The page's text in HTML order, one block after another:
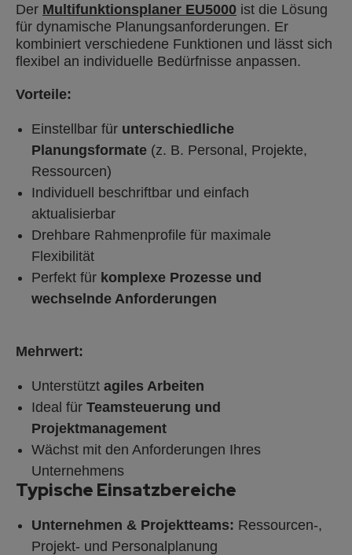
Der Multifunktionsplaner EU5000 ist die Lösung
für dynamische Planungsanforderungen. Er
kombiniert verschiedene Funktionen und lässt sich
flexibel an individuelle Bedürfnisse anpassen.
Vorteile:
Einstellbar für unterschiedliche
Planungsformate (z. B. Personal, Projekte,
Ressourcen)
Individuell beschriftbar und einfach
aktualisierbar
Drehbare Rahmenprofile für maximale
Flexibilität
Perfekt für komplexe Prozesse und
wechselnde Anforderungen
Mehrwert:
Unterstützt agiles Arbeiten
Ideal für Teamsteuerung und
Projektmanagement
Wächst mit den Anforderungen Ihres
Unternehmens
Typische Einsatzbereiche
Unternehmen & Projektteams: Ressourcen-,
Projekt- und Personalplanung